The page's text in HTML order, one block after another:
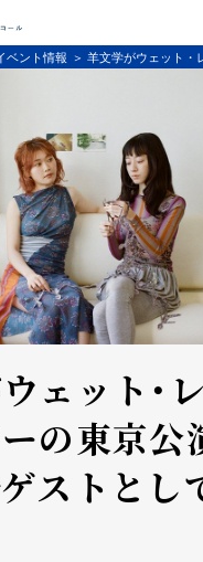
ベント情報 羊文学がウェット・
ェット・
の東京公
ストとし